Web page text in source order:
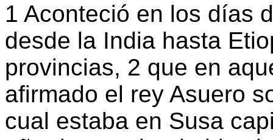
1 Aconteció en los días
desde la India hasta
provincias, 2 que en
afirmado el rey Asuero
cual estaba en Susa